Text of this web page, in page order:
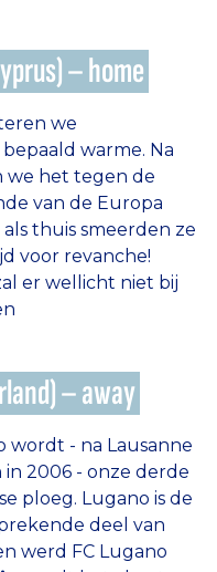
– home
we
warme. Na
we het tegen de
van de Europa
thuis smeerden ze
voor revanche!
er wellicht niet bij
– away
wordt - na Lausanne
in 2006 - onze derde
ploeg. Lugano is de
deel van
werd FC Lugano